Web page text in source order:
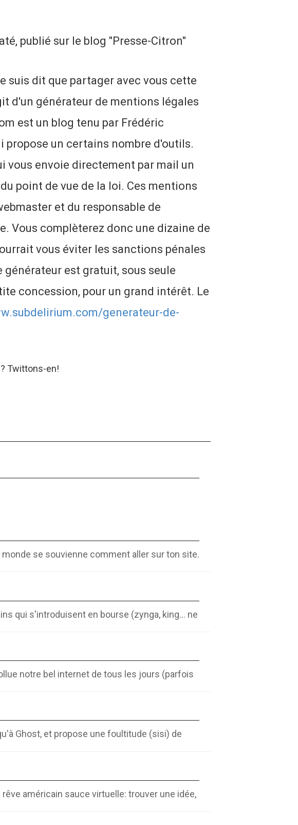
publié sur le blog "Presse-Citron"
suis dit que partager avec vous cette
d'un générateur de mentions légales
est un blog tenu par Frédéric
propose un certains nombre d'outils.
vous envoie directement par mail un
point de vue de la loi. Ces mentions
et du responsable de
Vous complèterez donc une dizaine de
vous éviter les sanctions pénales
est gratuit, sous seule
concession, pour un grand intérêt. Le
generateur-de-
Twittons-en!
se souvienne comment aller sur ton site.
qui s'introduisent en bourse (zynga, king... ne
notre bel internet de tous les jours (parfois
Ghost, et propose une foultitude (sisi) de
américain sauce virtuelle: trouver une idée,